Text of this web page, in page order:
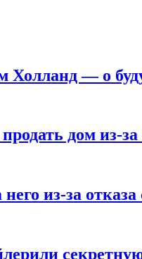
Холланд — о
дом из-за
из-за